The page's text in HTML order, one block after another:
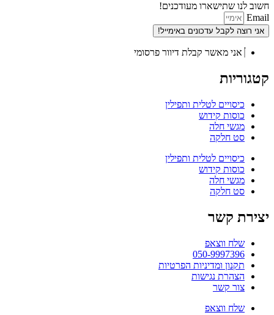
חשוב לנו שתישארו מעודכנים!
Email
אני רוצה לקבל עדכונים באימייל!
אני מאשר קבלת דיוור פרסומי
קטגוריות
כיסויים לטלית ותפילין
כוסות קידוש
מגשי חלה
סט חלקה
כיסויים לטלית ותפילין
כוסות קידוש
מגשי חלה
סט חלקה
יצירת קשר
שלח ווצאפ
050-9997396
תקנון ומדיניות הפרטיות
הצהרת נגישות
צור קשר
שלח ווצאפ